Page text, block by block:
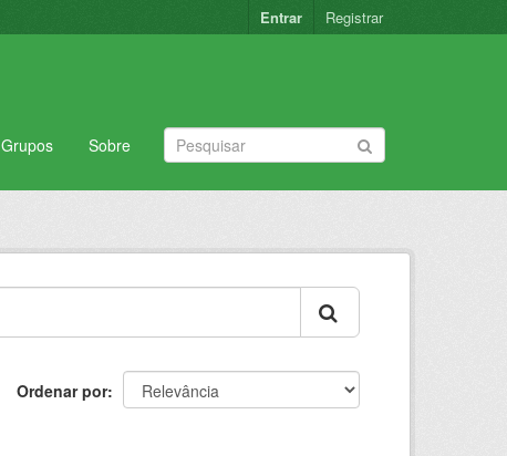
Entrar Registrar
Grupos Sobre
Ordenar por